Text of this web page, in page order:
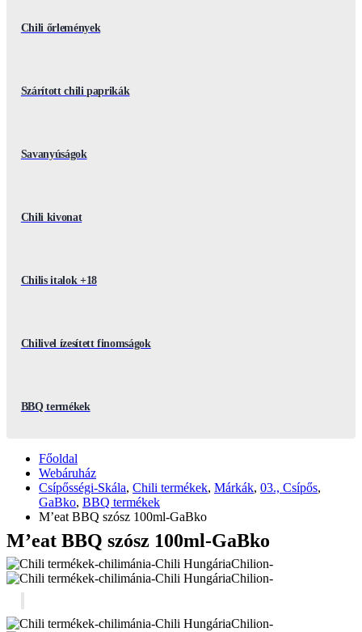
Chili őrlemények
Szárított chili paprikák
Savanyúságok
Chili kivonat
Chilis italok +18
Chilivel ízesített finomságok
BBQ termékek
Főoldal
Webáruház
Csípősségi-Skála, Chili termékek, Márkák, 03., Csípős,
GaBko, BBQ termékek
M’eat BBQ szósz 100ml-GaBko
M’eat BBQ szósz 100ml-GaBko